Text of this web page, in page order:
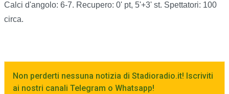
Calci d'angolo: 6-7. Recupero: 0' pt, 5'+3' st. Spettatori: 100
circa.
Non perderti nessuna notizia di Stadioradio.it! Iscriviti
ai nostri canali Telegram o Whatsapp!